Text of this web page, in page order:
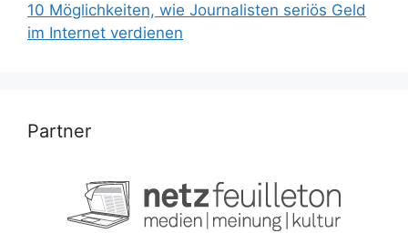
10 Möglichkeiten, wie Journalisten seriös Geld
im Internet verdienen
Partner